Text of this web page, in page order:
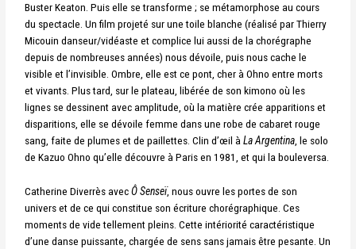
Buster Keaton. Puis elle se transforme ; se métamorphose au cours
du spectacle. Un film projeté sur une toile blanche (réalisé par Thierry
Micouin danseur/vidéaste et complice lui aussi de la chorégraphe
depuis de nombreuses années) nous dévoile, puis nous cache le
visible et l’invisible. Ombre, elle est ce pont, cher à Ohno entre morts
et vivants. Plus tard, sur le plateau, libérée de son kimono où les
lignes se dessinent avec amplitude, où la matière crée apparitions et
disparitions, elle se dévoile femme dans une robe de cabaret rouge
sang, faite de plumes et de paillettes.Clin d’œil àLa Argentina, le solo
de Kazuo Ohno qu’elle découvre à Paris en 1981, et qui la bouleversa.
Catherine Diverrès avecÔ Senseï, nous ouvre les portes de son
univers et de ce qui constitue son écriture chorégraphique. Ces
moments de vide tellement pleins. Cette intériorité caractéristique
d’une danse puissante, chargée de sens sans jamais être pesante. Un